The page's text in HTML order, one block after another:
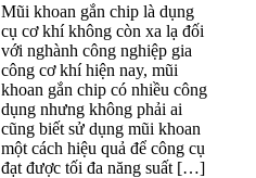
Mũi khoan gắn chip là dụng
cụ cơ khí không còn xa lạ đối
với nghành công nghiệp gia
công cơ khí hiện nay, mũi
khoan gắn chip có nhiều công
dụng nhưng không phải ai
cũng biết sử dụng mũi khoan
một cách hiệu quả để công cụ
đạt được tối đa năng suất […]